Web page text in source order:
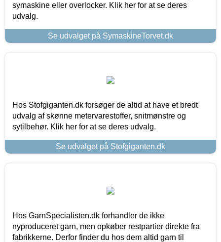
symaskine eller overlocker. Klik her for at se deres
udvalg.
Se udvalget på SymaskineTorvet.dk
Hos Stofgiganten.dk forsøger de altid at have et bredt
udvalg af skønne metervarestoffer, snitmønstre og
sytilbehør. Klik her for at se deres udvalg.
Se udvalget på Stofgiganten.dk
Hos GarnSpecialisten.dk forhandler de ikke
nyproduceret garn, men opkøber restpartier direkte fra
fabrikkerne. Derfor finder du hos dem altid garn til